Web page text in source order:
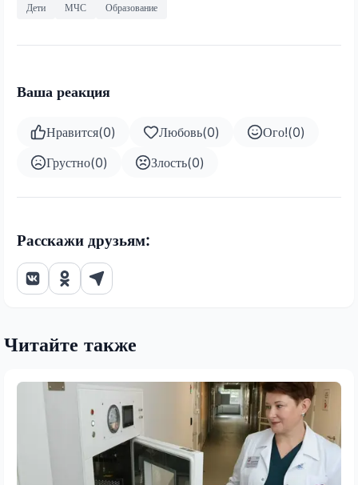
Дети МЧС Образование
Ваша реакция
Нравится(0) Любовь(0) Ого!(0)
Грустно(0) Злость(0)
Расскажи друзьям:
Читайте также